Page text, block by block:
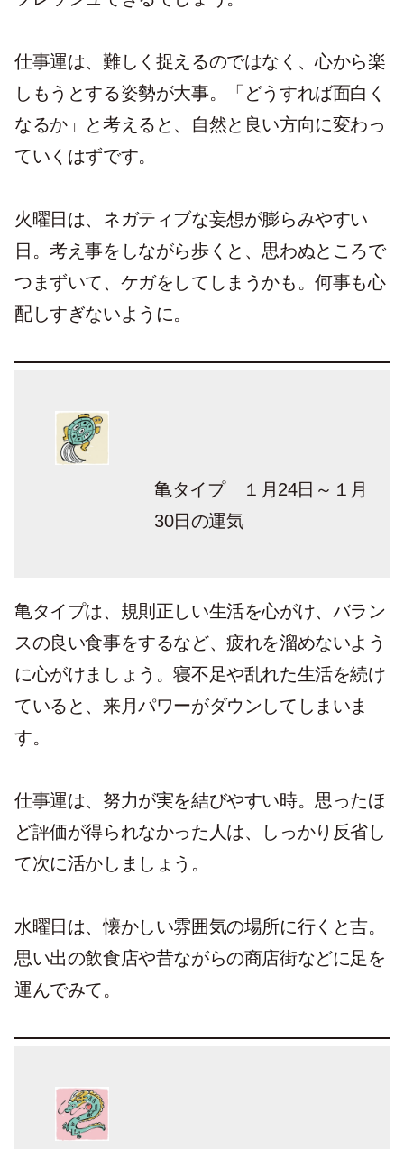
仕事運は、難しく捉えるのではなく、心から楽
しもうとする姿勢が大事。「どうすれば面白く
なるか」と考えると、自然と良い方向に変わっ
ていくはずです。
火曜日は、ネガティブな妄想が膨らみやすい
日。考え事をしながら歩くと、思わぬところで
つまずいて、ケガをしてしまうかも。何事も心
配しすぎないように。
亀タイプ １月24日～１月
30日の運気
亀タイプは、規則正しい生活を心がけ、バラン
スの良い食事をするなど、疲れを溜めないよう
に心がけましょう。寝不足や乱れた生活を続け
ていると、来月パワーがダウンしてしまいま
す。
仕事運は、努力が実を結びやすい時。思ったほ
ど評価が得られなかった人は、しっかり反省し
て次に活かしましょう。
水曜日は、懐かしい雰囲気の場所に行くと吉。
思い出の飲食店や昔ながらの商店街などに足を
運んでみて。